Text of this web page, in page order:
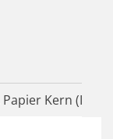
Papier Kern